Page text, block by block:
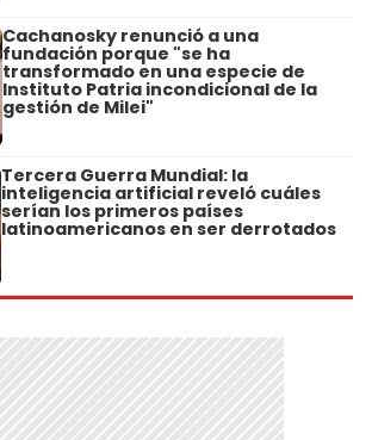
Cachanosky renunció a una
fundación porque "se ha
transformado en una especie de
Instituto Patria incondicional de la
gestión de Milei"
Tercera Guerra Mundial: la
inteligencia artificial reveló cuáles
serían los primeros países
latinoamericanos en ser derrotados